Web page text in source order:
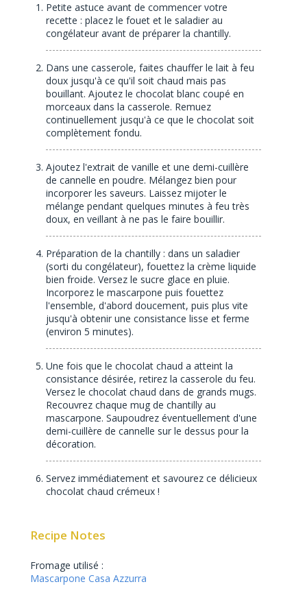
Petite astuce avant de commencer votre
recette : placez le fouet et le saladier au
congélateur avant de préparer la chantilly.
Dans une casserole, faites chauffer le lait à feu
doux jusqu'à ce qu'il soit chaud mais pas
bouillant. Ajoutez le chocolat blanc coupé en
morceaux dans la casserole. Remuez
continuellement jusqu'à ce que le chocolat soit
complètement fondu.
Ajoutez l'extrait de vanille et une demi-cuillère
de cannelle en poudre. Mélangez bien pour
incorporer les saveurs. Laissez mijoter le
mélange pendant quelques minutes à feu très
doux, en veillant à ne pas le faire bouillir.
Préparation de la chantilly : dans un saladier
(sorti du congélateur), fouettez la crème liquide
bien froide. Versez le sucre glace en pluie.
Incorporez le mascarpone puis fouettez
l'ensemble, d'abord doucement, puis plus vite
jusqu'à obtenir une consistance lisse et ferme
(environ 5 minutes).
Une fois que le chocolat chaud a atteint la
consistance désirée, retirez la casserole du feu.
Versez le chocolat chaud dans de grands mugs.
Recouvrez chaque mug de chantilly au
mascarpone. Saupoudrez éventuellement d'une
demi-cuillère de cannelle sur le dessus pour la
décoration.
Servez immédiatement et savourez ce délicieux
chocolat chaud crémeux !
Recipe Notes
Fromage utilisé :
Mascarpone Casa Azzurra